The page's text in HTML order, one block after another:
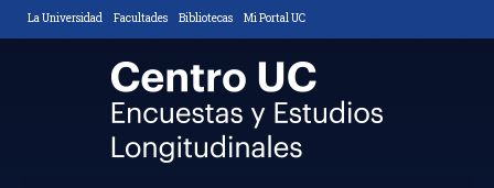
La Universidad Facultades Bibliotecas Mi Portal UC